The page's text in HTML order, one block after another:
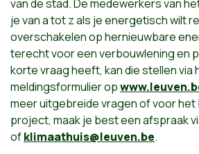
van de stad. De medewerkers van
je van a tot z als je energetisch wilt
overschakelen op hernieuwbare
terecht voor een verbouwlening en
korte vraag heeft, kan die stellen via
meldingsformulier op ​
meer uitgebreide vragen of voor
project, maak je best een afspraak
ofklimaathuis@leuven.be.